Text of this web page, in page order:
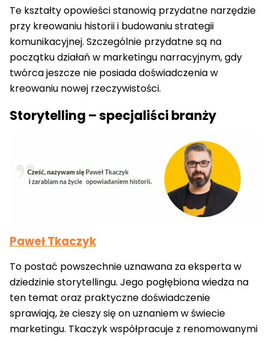
Te kształty opowieści stanowią przydatne narzędzie
przy kreowaniu historii i budowaniu strategii
komunikacyjnej. Szczególnie przydatne są na
początku działań w marketingu narracyjnym, gdy
twórca jeszcze nie posiada doświadczenia w
kreowaniu nowej rzeczywistości.
Storytelling – specjaliści branży
Paweł Tkaczyk
To postać powszechnie uznawana za eksperta w
dziedzinie storytellingu. Jego pogłębiona wiedza na
ten temat oraz praktyczne doświadczenie
sprawiają, że cieszy się on uznaniem w świecie
marketingu. Tkaczyk współpracuje z renomowanymi